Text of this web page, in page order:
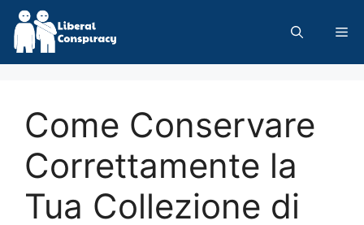
Skip
content
Come Conservare
Correttamente la
Tua Collezione di